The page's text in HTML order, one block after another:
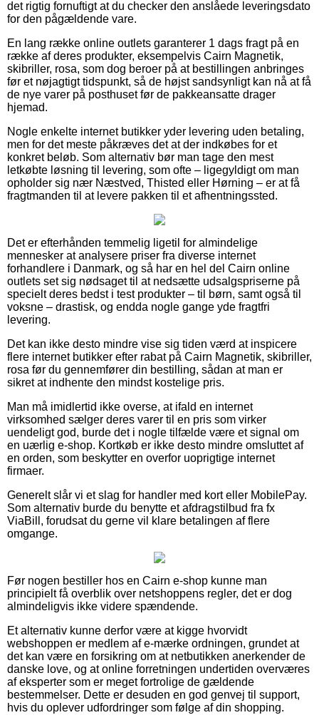
det rigtig fornuftigt at du checker den anslåede leveringsdato
for den pågældende vare.
En lang række online outlets garanterer 1 dags fragt på en
række af deres produkter, eksempelvis Cairn Magnetik,
skibriller, rosa, som dog beroer på at bestillingen anbringes
før et nøjagtigt tidspunkt, så de højst sandsynligt kan nå at få
de nye varer på posthuset før de pakkeansatte drager
hjemad.
Nogle enkelte internet butikker yder levering uden betaling,
men for det meste påkræves det at der indkøbes for et
konkret beløb. Som alternativ bør man tage den mest
letkøbte løsning til levering, som ofte – ligegyldigt om man
opholder sig nær Næstved, Thisted eller Hørning – er at få
fragtmanden til at levere pakken til et afhentningssted.
Det er efterhånden temmelig ligetil for almindelige
mennesker at analysere priser fra diverse internet
forhandlere i Danmark, og så har en hel del Cairn online
outlets set sig nødsaget til at nedsætte udsalgspriserne på
specielt deres bedst i test produkter – til børn, samt også til
voksne – drastisk, og endda nogle gange yde fragtfri
levering.
Det kan ikke desto mindre vise sig tiden værd at inspicere
flere internet butikker efter rabat på Cairn Magnetik, skibriller,
rosa før du gennemfører din bestilling, sådan at man er
sikret at indhente den mindst kostelige pris.
Man må imidlertid ikke overse, at ifald en internet
virksomhed sælger deres varer til en pris som virker
uendeligt god, burde det i nogle tilfælde være et signal om
en uærlig e-shop. Kortkøb er ikke desto mindre omsluttet af
en orden, som beskytter en overfor uoprigtige internet
firmaer.
Generelt slår vi et slag for handler med kort eller MobilePay.
Som alternativ burde du benytte et afdragstilbud fra fx
ViaBill, forudsat du gerne vil klare betalingen af flere
omgange.
Før nogen bestiller hos en Cairn e-shop kunne man
principielt få overblik over netshoppens regler, det er dog
almindeligvis ikke videre spændende.
Et alternativ kunne derfor være at kigge hvorvidt
webshoppen er medlem af e-mærke ordningen, grundet at
det kan være en forsikring om at netbutikken anerkender de
danske love, og at online forretningen undertiden overværes
af eksperter som er meget fortrolige de gældende
bestemmelser. Dette er desuden en god genvej til support,
hvis du oplever udfordringer som følge af din shopping.